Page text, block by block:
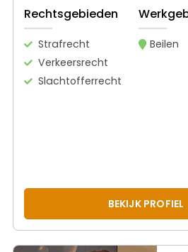
Rechtsgebieden
Strafrecht
Verkeersrecht
Slachtofferrecht
Beilen
BEKIJK PROFIEL